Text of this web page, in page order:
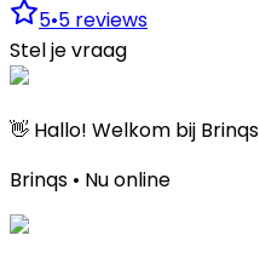
5•5 reviews
Stel je vraag
👋 Hallo! Welkom bij Brinqs
Brinqs • Nu online